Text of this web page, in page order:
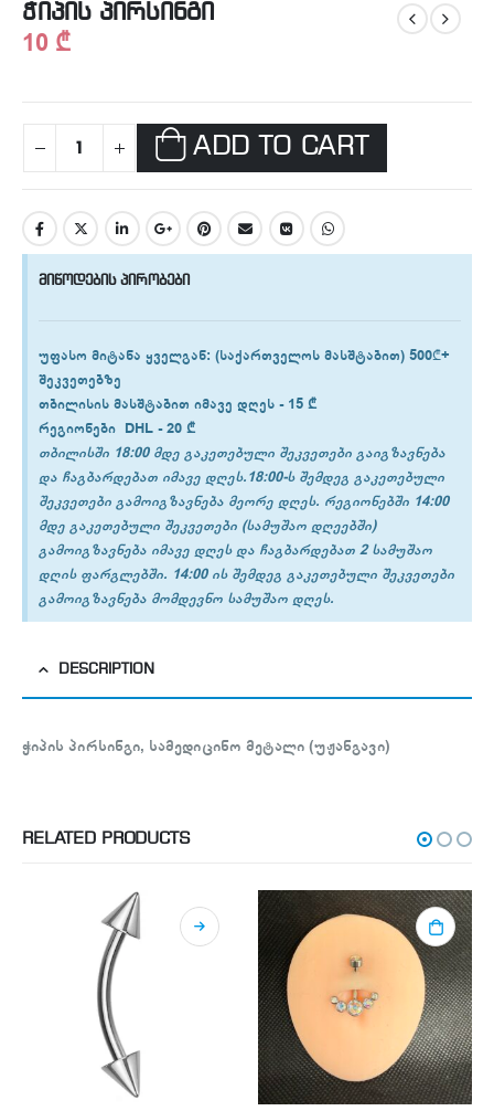
ჭიპის პირსინგი
10 ₾
ADD TO CART
მიწოდების პირობები
უფასო მიტანა ყველგან: (საქართველოს მასშტაბით) 500₾+
შეკვეთებზე
თბილისის მასშტაბით იმავე დღეს -15 ₾
რეგიონები DHL -20 ₾
თბილისში 18:00 მდე გაკეთებული შეკვეთები გაიგზავნება
და ჩაგბარდებათ იმავე დღეს.18:00-ს შემდეგ გაკეთებული
შეკვეთები გამოიგზავნება მეორე დღეს. რეგიონებში 14:00
მდე გაკეთებული შეკვეთები (სამუშაო დღეებში)
გამოიგზავნება იმავე დღეს და ჩაგბარდებათ 2 სამუშაო
დღის ფარგლებში. 14:00 ის შემდეგ გაკეთებული შეკვეთები
გამოიგზავნება მომდევნო სამუშაო დღეს.
DESCRIPTION
ჭიპის პირსინგი, სამედიცინო მეტალი (უჟანგავი)
RELATED PRODUCTS